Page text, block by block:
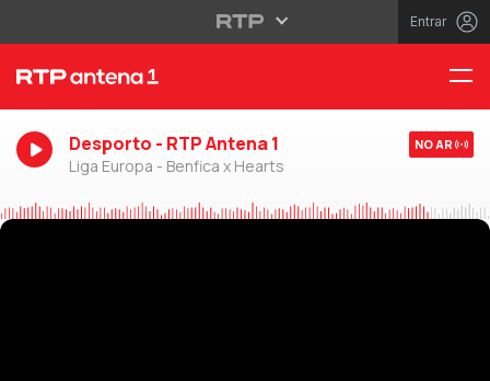
Entrar
Desporto - RTP Antena 1
Liga Europa - Benfica x Hearts
NO AR